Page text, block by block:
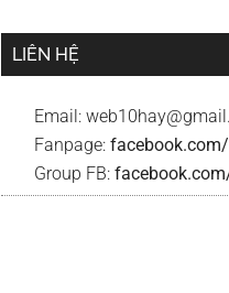
LIÊN HỆ
Email:
Fanpage:
Group FB: